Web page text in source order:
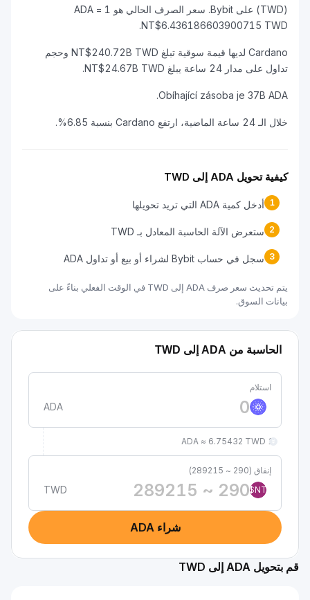
(TWD) على Bybit. سعر الصرف الحالي هو 1 ADA =
NT$6.436186603900715 TWD.
Cardano لديها قيمة سوقية تبلغ NT$240.72B TWD وحجم
تداول على مدار 24 ساعة يبلغ NT$24.67B TWD.
Obíhající zásoba je 37B ADA.
خلال الـ 24 ساعة الماضية، ارتفع Cardano بنسبة 6.85%.
كيفية تحويل ADA إلى TWD
1 أدخل كمية ADA التي تريد تحويلها
2 ستعرض الآلة الحاسبة المعادل بـ TWD
3 سجل في حساب Bybit لشراء أو بيع أو تداول ADA
يتم تحديث سعر صرف ADA إلى TWD في الوقت الفعلي بناءً على
بيانات السوق.
الحاسبة من ADA إلى TWD
استلام
ADA
1 ADA ≈ 6.75432 TWD
إنفاق (290 ~ 289215)
NT$
TWD
شراء ADA
قم بتحويل ADA إلى TWD